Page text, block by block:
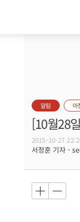
알림 아
[10월28
2015-10-27
서정훈 기자 -